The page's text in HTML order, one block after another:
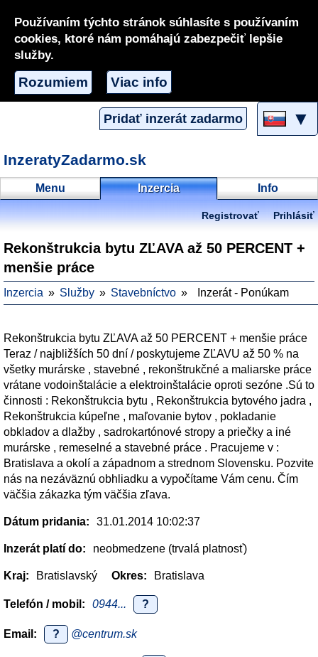
Používaním týchto stránok súhlasíte s používaním
cookies, ktoré nám pomáhajú zabezpečiť lepšie
služby.
Rozumiem Viac info
Pridať inzerát zadarmo ▼
InzeratyZadarmo.sk
Menu Inzercia Info
Registrovať Prihlásiť
Rekonštrukcia bytu ZĽAVA až 50 PERCENT +
menšie práce
Inzercia Služby Stavebníctvo Inzerát - Ponúkam
Rekonštrukcia bytu ZĽAVA až 50 PERCENT + menšie práce
Teraz / najbližších 50 dní / poskytujeme ZĽAVU až 50 % na
všetky murárske , stavebné , rekonštrukčné a maliarske práce
vrátane vodoinštalácie a elektroinštalácie oproti sezóne .Sú to
činnosti : Rekonštrukcia bytu , Rekonštrukcia bytového jadra ,
Rekonštrukcia kúpeľne , maľovanie bytov , pokladanie
obkladov a dlažby , sadrokartónové stropy a priečky a iné
murárske , remeselné a stavebné práce . Pracujeme v :
Bratislava a okolí a západnom a strednom Slovensku. Pozvite
nás na nezáväznú obhliadku a vypočítame Vám cenu. Čím
väčšia zákazka tým väčšia zľava.
Dátum pridania: 31.01.2014 10:02:37
Inzerát platí do: neobmedzene (trvalá platnosť)
Kraj: Bratislavský Okres: Bratislava
Telefón / mobil: 0944... ?
Email: ? @centrum.sk